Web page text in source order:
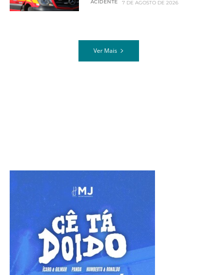
ACIDENTE 7 DE AGOSTO DE 2026
Ver Mais